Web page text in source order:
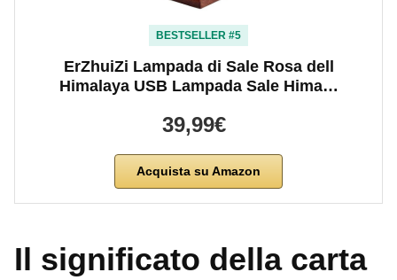
BESTSELLER #5
ErZhuiZi Lampada di Sale Rosa dell
Himalaya USB Lampada Sale Hima…
39,99€
Acquista su Amazon
Il significato della carta